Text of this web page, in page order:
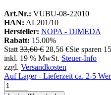
Art.Nr.: VUBU-08-22010
HAN: AL201/10
Hersteller: NOPA - DIMEDA
Rabatt: 15.00%
Statt 33,60 € 28,56 €Sie sparen
inkl. 19 % MwSt. Steuer-Info
zzgl. Versandkosten
Auf Lager - Lieferzeit ca. 2-5